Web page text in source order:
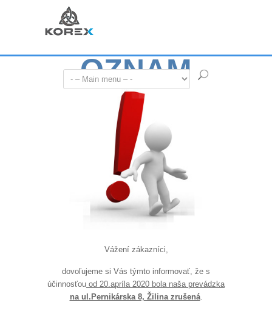
OZNAM
Vážení zákazníci,
dovoľujeme si Vás týmto informovať, že s
účinnosťou od 20.apríla 2020 bola naša prevádzka
na ul.Pernikárska 8, Žilina zrušená.